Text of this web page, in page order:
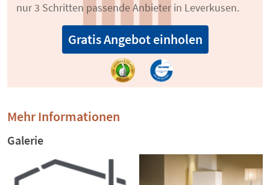
nur 3 Schritten passende Anbieter in Leverkusen.
Gratis Angebot einholen
Mehr Informationen
Galerie